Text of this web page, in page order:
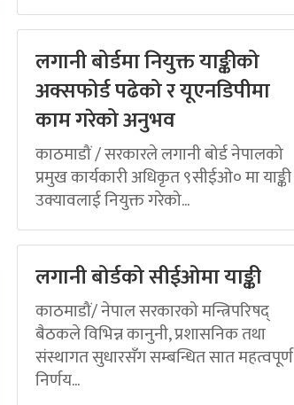
लगानी बोर्डमा नियुक्त याङ्कीको
अक्सफोर्ड पढेको र यूएनडिपीमा
काम गरेको अनुभव
काठमाडौं / सरकारले लगानी बोर्ड नेपालको
प्रमुख कार्यकारी अधिकृत ९सीईओ० मा याङ्की
उक्यावलाई नियुक्त गरेको...
लगानी बोर्डको सीईओमा याङ्की
काठमाडौं/ नेपाल सरकारको मन्त्रिपरिषद्
बैठकले विभिन्न कानुनी, प्रशासनिक तथा
संस्थागत सुधारसँग सम्बन्धित सात महत्वपूर्ण
निर्णय...